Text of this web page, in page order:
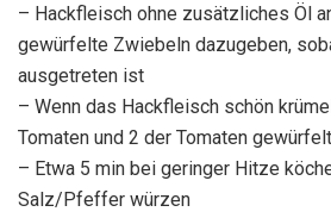
– Hackfleisch ohne zusätzliches Öl
gewürfelte Zwiebeln dazugeben,
ausgetreten ist
– Wenn das Hackfleisch schön
Tomaten und 2 der Tomaten
– Etwa 5 min bei geringer Hitze
Salz/Pfeffer würzen